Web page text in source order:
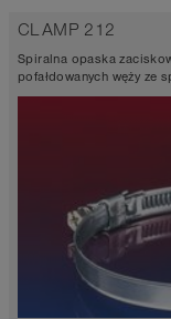
CLAMP 212
Spiralna opaska
pofałdowanych węży ze